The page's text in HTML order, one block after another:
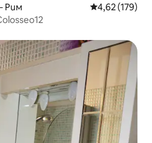
Рим Средна
4,62 (179)
стая за 3 души Colosseo12